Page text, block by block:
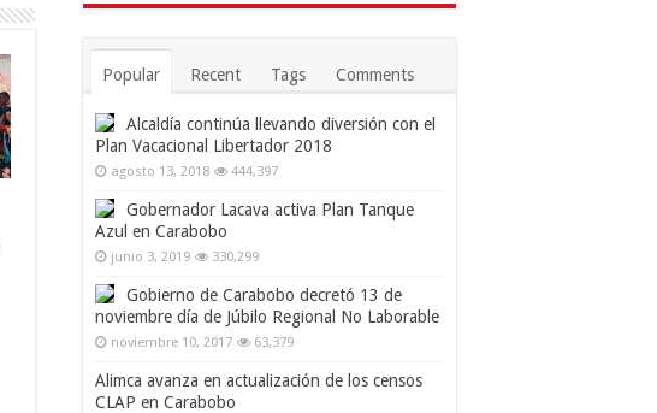
Popular Recent Tags Comments
Alcaldía continúa llevando diversión con el
Plan Vacacional Libertador 2018
agosto 13, 2018 444,397
Gobernador Lacava activa Plan Tanque
Azul en Carabobo
junio 3, 2019 330,299
Gobierno de Carabobo decretó 13 de
noviembre día de Júbilo Regional No Laborable
noviembre 10, 2017 63,379
Alimca avanza en actualización de los censos
CLAP en Carabobo